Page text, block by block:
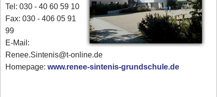
Tel: 030 - 40 60 59 10
Fax: 030 - 406 05 91
99
E-Mail:
Renee.Sintenis@t-online.de
Homepage:www.renee-sintenis-grundschule.de